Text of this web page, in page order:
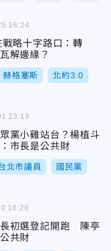
略十字路口：轉
解邊緣？
赫格塞斯 北約3.0
16:24
黨小雞站台？楊植斗
市長是公共財
北市議員 國民黨
23:19
長初選登記開跑 陳亭
共財
16:28